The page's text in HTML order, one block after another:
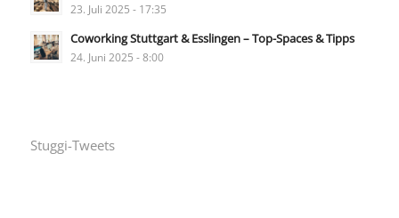
23. Juli 2025 - 17:35
Coworking Stuttgart & Esslingen – Top-Spaces & Tipps
24. Juni 2025 - 8:00
Stuggi-Tweets